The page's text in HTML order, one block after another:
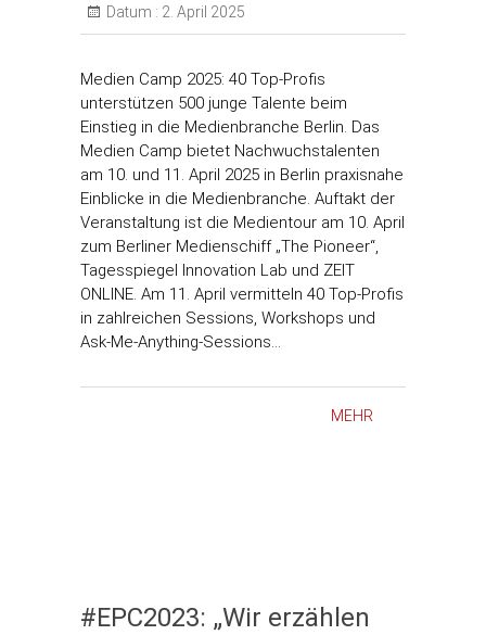
Datum : 2. April 2025
Medien Camp 2025: 40 Top-Profis
unterstützen 500 junge Talente beim
Einstieg in die Medienbranche Berlin. Das
Medien Camp bietet Nachwuchstalenten
am 10. und 11. April 2025 in Berlin praxisnahe
Einblicke in die Medienbranche. Auftakt der
Veranstaltung ist die Medientour am 10. April
zum Berliner Medienschiff „The Pioneer“,
Tagesspiegel Innovation Lab und ZEIT
ONLINE. Am 11. April vermitteln 40 Top-Profis
in zahlreichen Sessions, Workshops und
Ask-Me-Anything-Sessions…
MEHR
#EPC2023: „Wir erzählen